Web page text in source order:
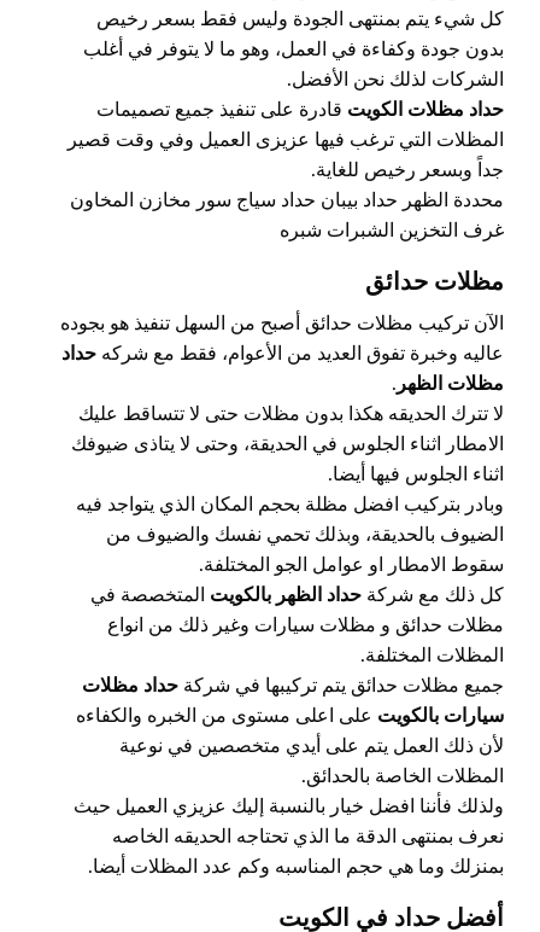
كل شيء يتم بمنتهى الجودة وليس فقط بسعر رخيص
بدون جودة وكفاءة في العمل، وهو ما لا يتوفر في أغلب
الشركات لذلك نحن الأفضل.
حداد مظلات الكويت قادرة على تنفيذ جميع تصميمات
المظلات التي ترغب فيها عزيزى العميل وفي وقت قصير
جداً وبسعر رخيص للغاية.
محددة الظهر حداد بيبان حداد سياج سور مخازن المخاون
غرف التخزين الشبرات شبره
مظلات حدائق
الآن تركيب مظلات حدائق أصبح من السهل تنفيذ هو بجوده
عاليه وخبرة تفوق العديد من الأعوام، فقط مع شركه حداد
مظلات الظهر .
لا تترك الحديقه هكذا بدون مظلات حتى لا تتساقط عليك
الامطار اثناء الجلوس في الحديقة، وحتى لا يتاذى ضيوفك
اثناء الجلوس فيها أيضا.
وبادر بتركيب افضل مظلة بحجم المكان الذي يتواجد فيه
الضيوف بالحديقة، وبذلك تحمي نفسك والضيوف من
سقوط الامطار او عوامل الجو المختلفة.
كل ذلك مع شركة حداد الظهر بالكويت المتخصصة في
مظلات حدائق و مظلات سيارات وغير ذلك من انواع
المظلات المختلفة.
جميع مظلات حدائق يتم تركيبها في شركة حداد مظلات
سيارات بالكويت على اعلى مستوى من الخبره والكفاءه
لأن ذلك العمل يتم على أيدي متخصصين في نوعية
المظلات الخاصة بالحدائق.
ولذلك فأننا افضل خيار بالنسبة إليك عزيزي العميل حيث
نعرف بمنتهى الدقة ما الذي تحتاجه الحديقه الخاصه
بمنزلك وما هي حجم المناسبه وكم عدد المظلات أيضا.
أفضل حداد في الكويت